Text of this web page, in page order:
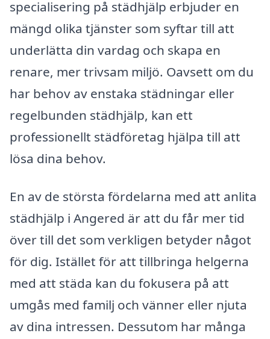
specialisering på städhjälp erbjuder en
mängd olika tjänster som syftar till att
underlätta din vardag och skapa en
renare, mer trivsam miljö. Oavsett om du
har behov av enstaka städningar eller
regelbunden städhjälp, kan ett
professionellt städföretag hjälpa till att
lösa dina behov.
En av de största fördelarna med att anlita
städhjälp i Angered är att du får mer tid
över till det som verkligen betyder något
för dig. Istället för att tillbringa helgerna
med att städa kan du fokusera på att
umgås med familj och vänner eller njuta
av dina intressen. Dessutom har många